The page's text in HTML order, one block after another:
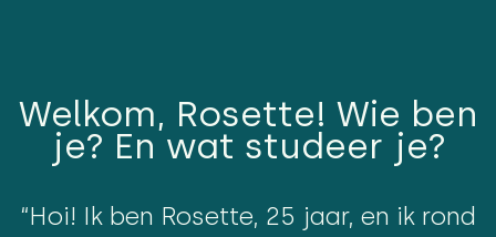
Welkom, Rosette! Wie ben
je? En wat studeer je?
“Hoi! Ik ben Rosette, 25 jaar, en ik rond